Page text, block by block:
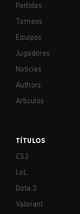
Partidas
Torneos
Equipos
Jugadores
Noticias
Authors
Artículos
TÍTULOS
CS2
LoL
Dota 2
Valorant